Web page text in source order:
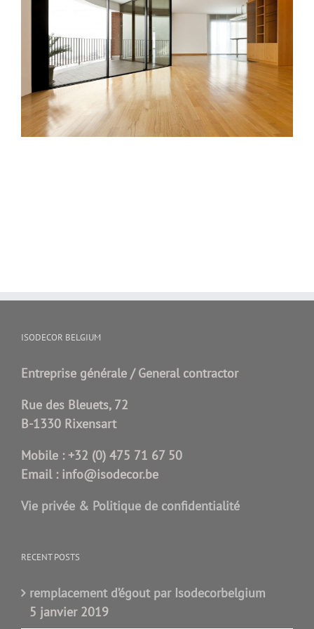
ISODECOR BELGIUM
Entreprise générale / General contractor
Rue des Bleuets, 72
B-1330 Rixensart
Mobile :+32 (0) 475 71 67 50
Email :info@isodecor.be
Vie privée & Politique de confidentialité
RECENT POSTS
remplacement d’égout par Isodecorbelgium
5 janvier 2019